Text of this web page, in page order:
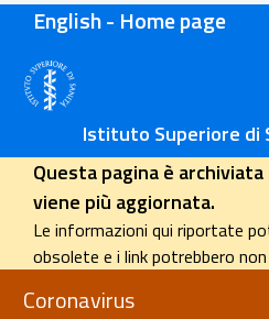
English - Home page
Istituto Superiore di
Questa pagina è
viene più aggiornata.
Le informazioni qui riportate
obsolete e i link potrebbero
Coronavirus